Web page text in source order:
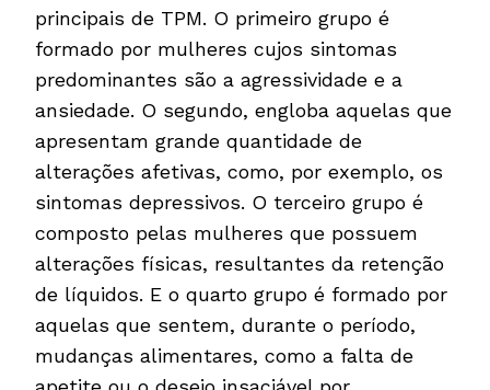
principais de TPM. O primeiro grupo é
formado por mulheres cujos sintomas
predominantes são a agressividade e a
ansiedade. O segundo, engloba aquelas que
apresentam grande quantidade de
alterações afetivas, como, por exemplo, os
sintomas depressivos. O terceiro grupo é
composto pelas mulheres que possuem
alterações físicas, resultantes da retenção
de líquidos. E o quarto grupo é formado por
aquelas que sentem, durante o período,
mudanças alimentares, como a falta de